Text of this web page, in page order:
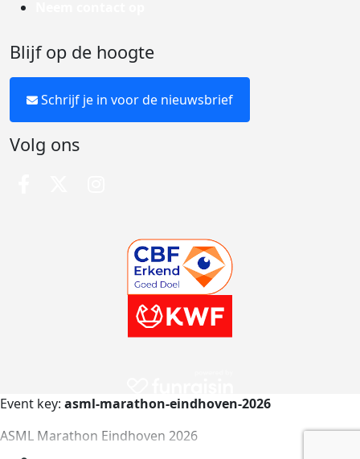
Blijf op de hoogte
Schrijf je in voor de nieuwsbrief
Volg ons
Event key: asml-marathon-eindhoven-2026
ASML Marathon Eindhoven 2026